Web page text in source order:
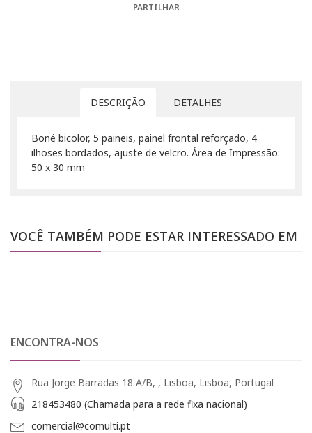
PARTILHAR
DESCRIÇÃO DETALHES
Boné bicolor, 5 paineis, painel frontal reforçado, 4
ilhoses bordados, ajuste de velcro. Área de Impressão:
50 x 30 mm
VOCÊ TAMBÉM PODE ESTAR INTERESSADO EM
ENCONTRA-NOS
Rua Jorge Barradas 18 A/B, , Lisboa, Lisboa, Portugal
218453480 (Chamada para a rede fixa nacional)
comercial@comulti.pt